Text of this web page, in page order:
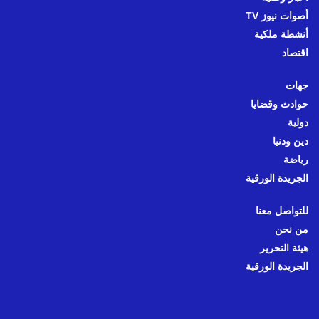
أصوات نيوز TV
أنشطة ملكية
اقتصاد
جهات
حوادث وقضايا
دولية
دين ودنيا
رياضة
الجريدة الورقية
للتواصل معنا
من نحن
هيئة التحرير
الجريدة الورقية